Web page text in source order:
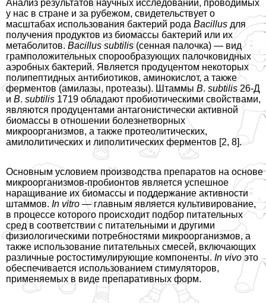
Анализ результатов научных исследований, проводимых
у нас в стране и за рубежом, свидетельствует о
масштабах использования бактерий рода Bacillus для
получения продуктов из биомассы бактерий или их
метаболитов.Bacillus subtilis (сенная палочка) — вид
грамположительных спорообразующих палочковидных
аэробных бактерий. Является продуцентом некоторых
полипептидных антибиотиков, аминокислот, а также
ферментов (амилазы, протеазы). Штаммы B. subtilis26-Д
и B. subtilis 1719 обладают пробиотическими свойствами,
являются продуцентами антагонистически активной
биомассы в отношении болезнетворных
микроорганизмов, а также протеолитических,
амилолитических и липолитических ферментов [2, 8].
Основным условием производства препаратов на основе
микроорганизмов-пробионтов является успешное
наращивание их биомассы и поддержание активности
штаммов. In vitro — главным является культивирование,
в процессе которого происходит подбор питательных
сред в соответствии с питательными и другими
физиологическими потребностями микроорганизмов, а
также использование питательных смесей, включающих
различные ростостимулирующие компоненты. In vivo это
обеспечивается использованием стимуляторов,
применяемых в виде препаративных форм.